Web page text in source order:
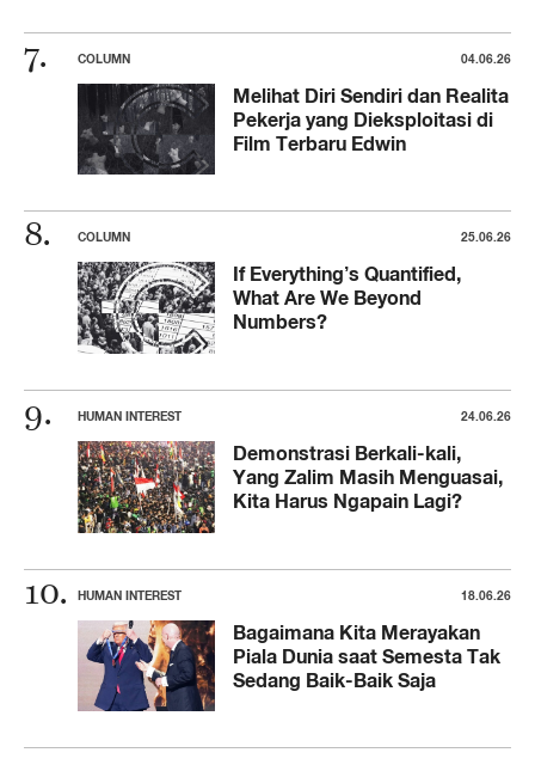
COLUMN 04.06.26
Melihat Diri Sendiri dan Realita
Pekerja yang Dieksploitasi di
Film Terbaru Edwin
COLUMN 25.06.26
If Everything’s Quantified,
What Are We Beyond
Numbers?
HUMAN INTEREST 24.06.26
Demonstrasi Berkali-kali,
Yang Zalim Masih Menguasai,
Kita Harus Ngapain Lagi?
HUMAN INTEREST 18.06.26
Bagaimana Kita Merayakan
Piala Dunia saat Semesta Tak
Sedang Baik-Baik Saja